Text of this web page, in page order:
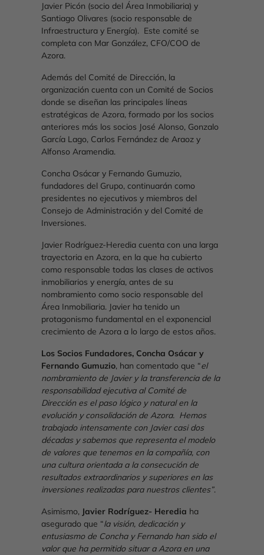
Javier Picón (socio del Área Inmobiliaria) y
Santiago Olivares (socio responsable de
Infraestructura y Energía). Este comité se
completa con Mar González, CFO/COO de
Azora.
Además del Comité de Dirección, la
organización cuenta con un Comité de Socios
donde se diseñan las principales líneas
estratégicas de Azora, formado por los socios
anteriores más los socios José Alonso, Gonzalo
García Lago, Carlos Fernández de Araoz y
Alfonso Aramendia.
Concha Osácar y Fernando Gumuzio,
fundadores del Grupo, continuarán como
presidentes no ejecutivos y miembros del
Consejo de Administración y del Comité de
Inversiones.
Javier Rodríguez-Heredia cuenta con una larga
trayectoria en Azora, en la que ha cubierto
como responsable todas las clases de activos
inmobiliarios y energía, antes de su
nombramiento como socio responsable del
Área Inmobiliaria. Javier ha tenido un
protagonismo fundamental en el exponencial
crecimiento de Azora a lo largo de estos años.
Los Socios Fundadores, Concha Osácar y
Fernando Gumuzio, han comentado que “el
nombramiento de Javier y la transferencia de la
responsabilidad ejecutiva al Comité de
Dirección es el paso lógico y natural en la
evolución y consolidación de Azora. Hemos
trabajado intensamente con Javier casi dos
décadas y sabemos que representa el modelo
de valores que tenemos en la compañía, con
una cultura orientada a la consecución de
resultados extraordinarios y superiores en las
inversiones realizadas para nuestros clientes”.
Asimismo, Javier Rodríguez- Heredia ha
asegurado que “la visión, dedicación y
entusiasmo de Concha y Fernando han sido el
valor que ha permitido situar a Azora en una